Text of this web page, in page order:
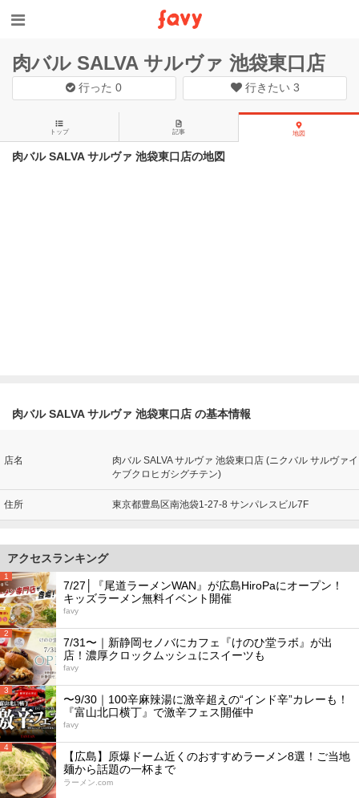
肉バル SALVA サルヴァ 池袋東口店
行った0 行きたい 3
トップ 記事 地図
肉バル SALVA サルヴァ 池袋東口店の地図
肉バル SALVA サルヴァ 池袋東口店 の基本情報
店名
肉バル SALVA サルヴァ 池袋東口店 (ニクバル サルヴァイ
ケブクロヒガシグチテン)
住所 東京都豊島区南池袋1-27-8 サンパレスビル7F
アクセスランキング
1
7/27│『尾道ラーメンWAN』が広島HiroPaにオープン！
キッズラーメン無料イベント開催
favy
2
7/31〜｜新静岡セノバにカフェ『けのひ堂ラボ』が出
店！濃厚クロックムッシュにスイーツも
favy
3
〜9/30｜100辛麻辣湯に激辛超えの“インド辛”カレーも！
『富山北口横丁』で激辛フェス開催中
favy
4
【広島】原爆ドーム近くのおすすめラーメン8選！ご当地
麺から話題の一杯まで
ラーメン.com